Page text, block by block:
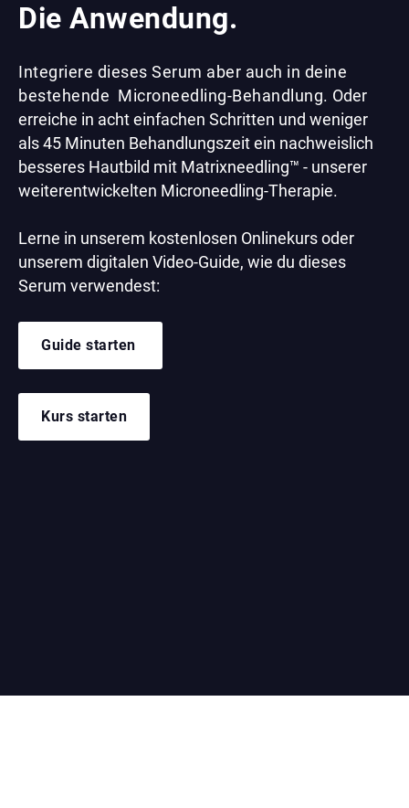
Die Anwendung.
Integriere dieses Serum aber auch in deine
bestehende Microneedling-Behandlung. Oder
erreiche in acht einfachen Schritten und weniger
als 45 Minuten Behandlungszeit ein nachweislich
besseres Hautbild mit Matrixneedling™ - unserer
weiterentwickelten Microneedling-Therapie.
Lerne in unserem kostenlosen Onlinekurs oder
unserem digitalen Video-Guide, wie du dieses
Serum verwendest:
Guide starten
Kurs starten